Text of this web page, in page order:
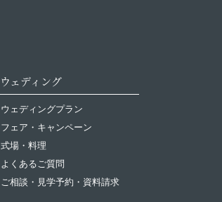
ウェディング
ウェディングプラン
フェア・キャンペーン
式場・料理
よくあるご質問
ご相談・見学予約・資料請求